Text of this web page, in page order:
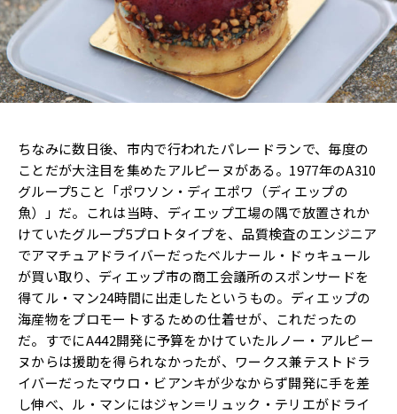
ちなみに数日後、市内で行われたパレードランで、毎度の
ことだが大注目を集めたアルピーヌがある。1977年のA310
グループ5こと「ポワソン・ディエポワ（ディエップの
魚）」だ。これは当時、ディエップ工場の隅で放置されか
けていたグループ5プロトタイプを、品質検査のエンジニア
でアマチュアドライバーだったベルナール・ドゥキュール
が買い取り、ディエップ市の商工会議所のスポンサードを
得てル・マン24時間に出走したというもの。ディエップの
海産物をプロモートするための仕着せが、これだったの
だ。すでにA442開発に予算をかけていたルノー・アルピー
ヌからは援助を得られなかったが、ワークス兼テストドラ
イバーだったマウロ・ビアンキが少なからず開発に手を差
し伸べ、ル・マンにはジャン＝リュック・テリエがドライ